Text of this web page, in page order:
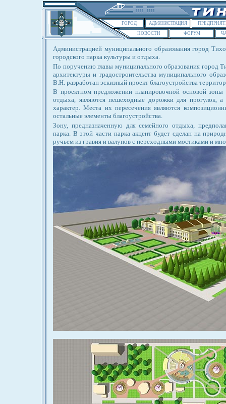
ГОРОД АДМИНИСТРАЦИЯ
НОВОСТИ
ФОРУМ
Администрацией муниципального образования город
городского парка культуры и отдыха.
По поручению главы муниципального образования город
архитектуры и градостроительства муниципального
В.Н. разработан эскизный проект благоустройства
В проектном предложении планировочной основой зоны
отдыха, являются пешеходные дорожки для прогулок,
характер. Места их пересечения являются
остальные элементы благоустройства.
Зону, предназначенную для семейного отдыха,
парка. В этой части парка акцент будет сделан на
ручьем из гравия и валунов с переходными мостиками и